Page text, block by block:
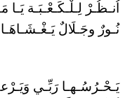
اُنـظُـرْ لِـلْـكَـعْـبَـة يَـا
نُـورٌ وجَـلَالٌ يَـغْـشَـاهَـا
يَـحْـرُسُـهـا رَبِّـي